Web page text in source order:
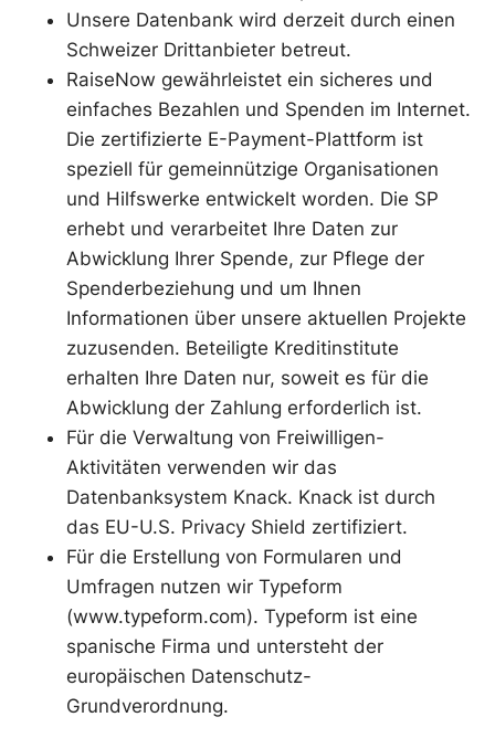
Unsere Datenbank wird derzeit durch einen
Schweizer Drittanbieter betreut.
RaiseNow gewährleistet ein sicheres und
einfaches Bezahlen und Spenden im Internet.
Die zertifizierte E-Payment-Plattform ist
speziell für gemeinnützige Organisationen
und Hilfswerke entwickelt worden. Die SP
erhebt und verarbeitet Ihre Daten zur
Abwicklung Ihrer Spende, zur Pflege der
Spenderbeziehung und um Ihnen
Informationen über unsere aktuellen Projekte
zuzusenden. Beteiligte Kreditinstitute
erhalten Ihre Daten nur, soweit es für die
Abwicklung der Zahlung erforderlich ist.
Für die Verwaltung von Freiwilligen-
Aktivitäten verwenden wir das
Datenbanksystem Knack. Knack ist durch
das EU-U.S. Privacy Shield zertifiziert.
Für die Erstellung von Formularen und
Umfragen nutzen wir Typeform
(www.typeform.com). Typeform ist eine
spanische Firma und untersteht der
europäischen Datenschutz-
Grundverordnung.